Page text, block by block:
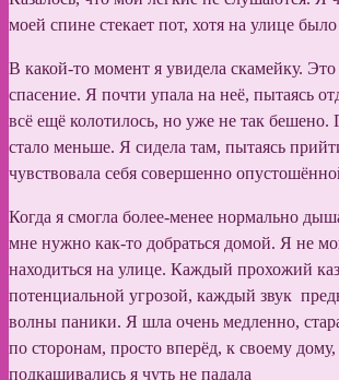
моей спине стекает пот, хотя на улице
В какой-то момент я увидела скамейку.
спасение. Я почти упала на неё, пытаясь
всё ещё колотилось, но уже не так бешено.
стало меньше. Я сидела там, пытаясь
чувствовала себя совершенно
Когда я смогла более-менее нормально
мне нужно как-то добраться домой. Я не
находиться на улице. Каждый прохожий
потенциальной угрозой, каждый звук
волны паники. Я шла очень медленно,
по сторонам, просто вперёд, к своему
подкашивались я чуть не падала